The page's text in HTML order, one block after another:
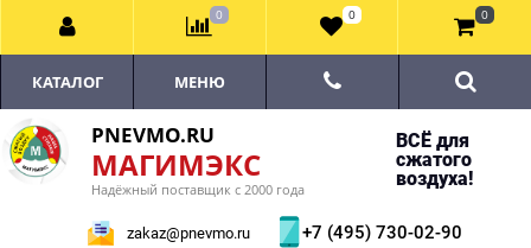
PNEVMO.RU
МАГИМЭКС
Надёжный поставщик с 2000 года
ВСЁ для
сжатого
воздуха!
zakaz@pnevmo.ru +7 (495) 730-02-90
КАТАЛОГ МЕНЮ
0 0 0